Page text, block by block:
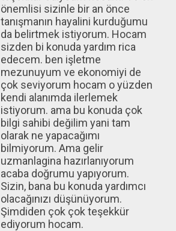
önemlisi sizinle bir an önce
tanışmanın hayalini kurduğumu
da belirtmek istiyorum. Hocam
sizden bi konuda yardım rica
edecem. ben işletme
mezunuyum ve ekonomiyi de
çok seviyorum hocam o yüzden
kendi alanımda ilerlemek
istiyorum. ama bu konuda çok
bilgi sahibi değilim yani tam
olarak ne yapacağımı
bilmiyorum. Ama gelir
uzmanlagina hazırlanıyorum
acaba doğrumu yapıyorum.
Sizin, bana bu konuda yardımcı
olacağınızı düşünüyorum.
Şimdiden çok çok teşekkür
ediyorum hocam.